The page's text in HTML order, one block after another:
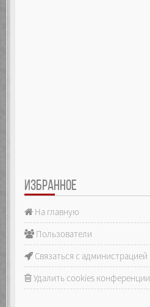
ИЗБРАННОЕ
На главную
Пользователи
Связаться с администрацией
Удалить cookies конференции